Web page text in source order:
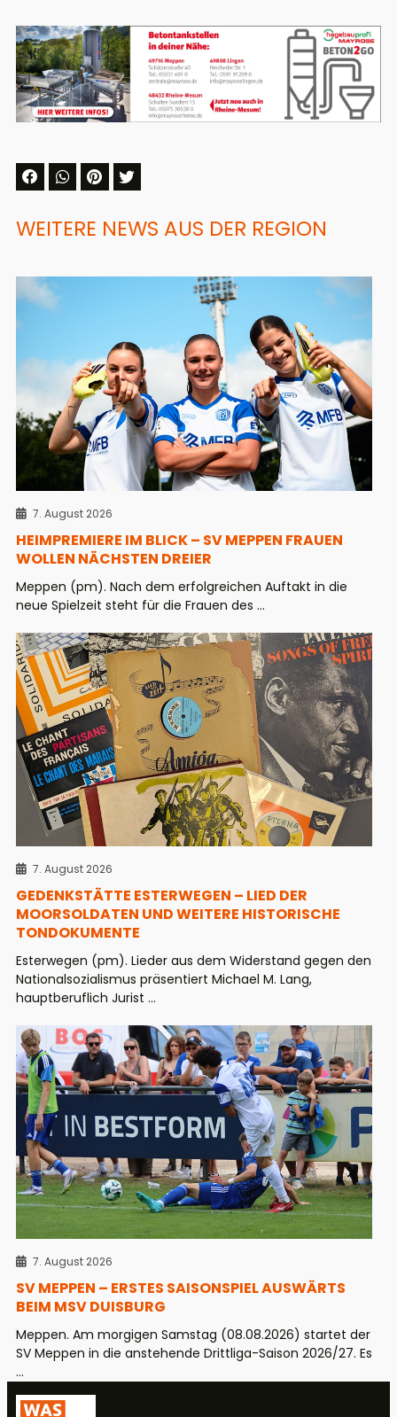
WEITERE NEWS AUS DER REGION
7. August 2026
HEIMPREMIERE IM BLICK – SV MEPPEN FRAUEN
WOLLEN NÄCHSTEN DREIER
Meppen (pm). Nach dem erfolgreichen Auftakt in die
neue Spielzeit steht für die Frauen des ...
7. August 2026
GEDENKSTÄTTE ESTERWEGEN – LIED DER
MOORSOLDATEN UND WEITERE HISTORISCHE
TONDOKUMENTE
Esterwegen (pm). Lieder aus dem Widerstand gegen den
Nationalsozialismus präsentiert Michael M. Lang,
hauptberuflich Jurist ...
7. August 2026
SV MEPPEN – ERSTES SAISONSPIEL AUSWÄRTS
BEIM MSV DUISBURG
Meppen. Am morgigen Samstag (08.08.2026) startet der
SV Meppen in die anstehende Drittliga-Saison 2026/27. Es
...